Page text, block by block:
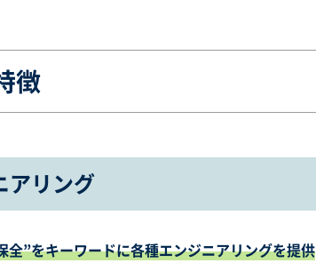
徴
アリング
全”をキーワードに各種エンジニアリングを提供